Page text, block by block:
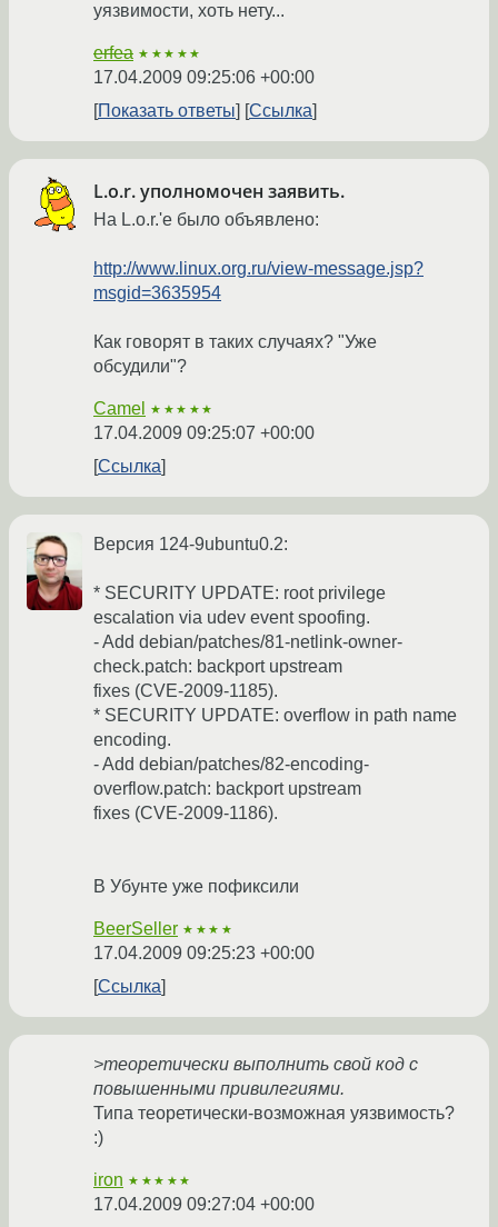
уязвимости, хоть нету...
erfea ★★★★★
17.04.2009 09:25:06 +00:00
Показать ответы
Ссылка
L.o.r. уполномочен заявить.
На L.o.r.'е было объявлено:
http://www.linux.org.ru/view-message.jsp?
msgid=3635954
Как говорят в таких случаях? "Уже
обсудили"?
Camel ★★★★★
17.04.2009 09:25:07 +00:00
Ссылка
Версия 124-9ubuntu0.2:
* SECURITY UPDATE: root privilege
escalation via udev event spoofing.
- Add debian/patches/81-netlink-owner-
check.patch: backport upstream
fixes (CVE-2009-1185).
* SECURITY UPDATE: overflow in path name
encoding.
- Add debian/patches/82-encoding-
overflow.patch: backport upstream
fixes (CVE-2009-1186).
В Убунте уже пофиксили
BeerSeller ★★★★
17.04.2009 09:25:23 +00:00
Ссылка
>теоретически выполнить свой код с
повышенными привилегиями.
Типа теоретически-возможная уязвимость?
:)
iron ★★★★★
17.04.2009 09:27:04 +00:00